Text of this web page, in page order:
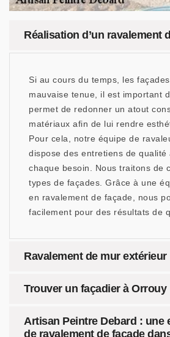
Réalisation d’un ravalement
Si au cours du temps, les
mauvaise tenue, il est important
permet de redonner un atout
matériaux afin de lui rendre
Pour cela, notre équipe de
dispose des entretiens de qualité
chaque besoin. Nous traitons de
types de façades. Grâce à une
en ravalement de façade, nous
facilement pour des résultats de
Ravalement de mur extérieur
Trouver un façadier à Orrouy
Artisan Peintre Debard : une
de ravalement de façade